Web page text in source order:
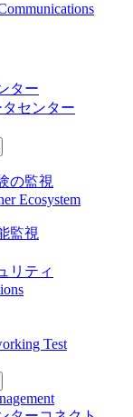
ター
センター
の監視
Ecosystem
監視
リティ
Test